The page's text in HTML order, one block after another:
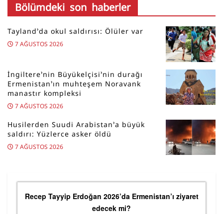
Bölümdeki son haberler
Tayland’da okul saldırısı: Ölüler var
7 AĞUSTOS 2026
İngiltere’nin Büyükelçisi’nin durağı
Ermenistan’ın muhteşem Noravank
manastır kompleksi
7 AĞUSTOS 2026
Husilerden Suudi Arabistan’a büyük
saldırı: Yüzlerce asker öldü
7 AĞUSTOS 2026
Recep Tayyip Erdoğan 2026’da Ermenistan’ı ziyaret
edecek mi?